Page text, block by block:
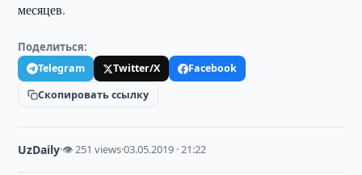
месяцев.
Поделиться:
Telegram Twitter/X
Facebook
Скопировать ссылку
UzDaily·👁 251 views·03.05.2019 · 21:22